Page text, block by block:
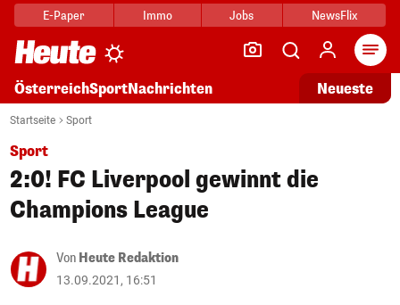
E-Paper Immo Jobs NewsFlix
ÖsterreichSportNachrichten Neueste
Startseite Sport
Sport
2:0! FC Liverpool gewinnt die
Champions League
Von Heute Redaktion
13.09.2021, 16:51